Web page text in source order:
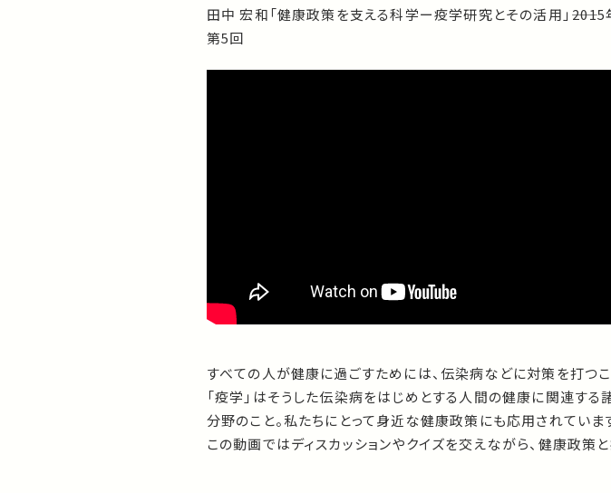
田中 宏和「健康政策を支える科学ー疫学研究とその活用」
第5回
すべての人が健康に過ごすためには、伝染病などに対策を打つこ
「疫学」はそうした伝染病をはじめとする人間の健康に関連す
分野のこと。私たちにとって身近な健康政策にも応用されていま
この動画ではディスカッションやクイズを交えながら、健康政策